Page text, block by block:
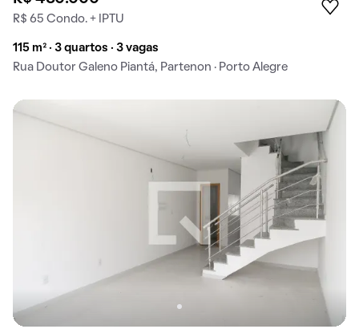
R$ 65 Condo. + IPTU
115 m² · 3 quartos · 3 vagas
Rua Doutor Galeno Piantá, Partenon · Porto Alegre